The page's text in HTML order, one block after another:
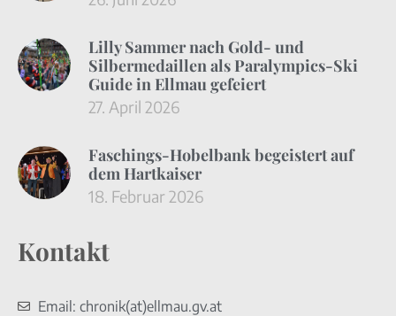
Lilly Sammer nach Gold- und
Silbermedaillen als Paralympics-Ski
Guide in Ellmau gefeiert
27. April 2026
Faschings-Hobelbank begeistert auf
dem Hartkaiser
18. Februar 2026
Kontakt
Email: chronik(at)ellmau.gv.at